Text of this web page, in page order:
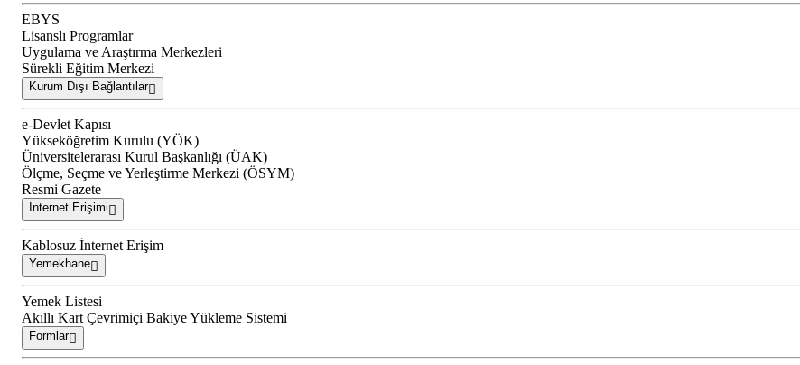
EBYS
Lisanslı Programlar
Uygulama ve Araştırma Merkezleri
Sürekli Eğitim Merkezi
Kurum Dışı Bağlantılar
e-Devlet Kapısı
Yükseköğretim Kurulu (YÖK)
Üniversitelerarası Kurul Başkanlığı (ÜAK)
Ölçme, Seçme ve Yerleştirme Merkezi (ÖSYM)
Resmi Gazete
İnternet Erişimi
Kablosuz İnternet Erişim
Yemekhane
Yemek Listesi
Akıllı Kart Çevrimiçi Bakiye Yükleme Sistemi
Formlar